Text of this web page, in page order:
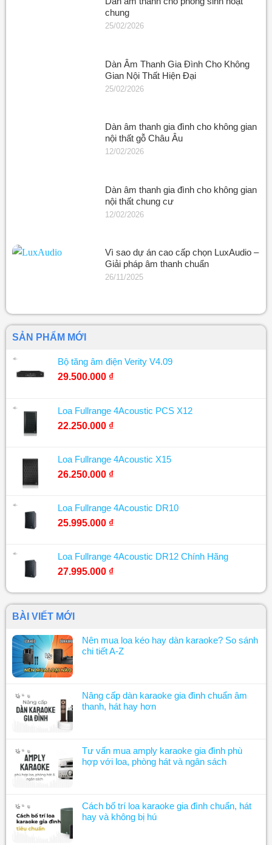
chung
25/02/2026
Dàn Âm Thanh Gia Đình Cho Không
Gian Nội Thất Hiện Đại
25/02/2026
Dàn âm thanh gia đình cho không gian
nội thất gỗ Châu Âu
12/02/2026
Dàn âm thanh gia đình cho không gian
nội thất chung cư
12/02/2026
Vì sao dự án cao cấp chọn LuxAudio –
Giải pháp âm thanh chuẩn
26/11/2025
SẢN PHẨM MỚI
Bộ tăng âm điện Verity V4.09
29.500.000 ₫
Loa Fullrange 4Acoustic PCS X12
22.250.000 ₫
Loa Fullrange 4Acoustic X15
26.250.000 ₫
Loa Fullrange 4Acoustic DR10
25.995.000 ₫
Loa Fullrange 4Acoustic DR12 Chính Hãng
27.995.000 ₫
BÀI VIẾT MỚI
Nên mua loa kéo hay dàn karaoke? So sánh
chi tiết A-Z
Nâng cấp dàn karaoke gia đình chuẩn âm
thanh, hát hay hơn
Tư vấn mua amply karaoke gia đình phù
hợp với loa, phòng hát và ngân sách
Cách bố trí loa karaoke gia đình chuẩn, hát
hay và không bị hú